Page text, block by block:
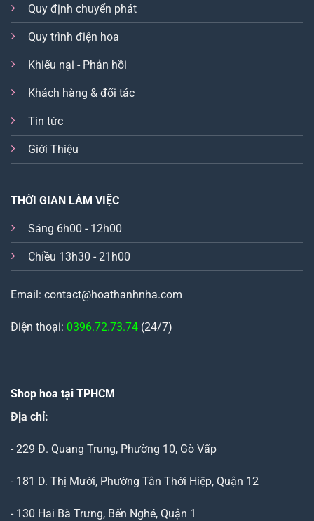
Quy định chuyển phát
Quy trình điện hoa
Khiếu nại - Phản hồi
Khách hàng & đối tác
Tin tức
Giới Thiệu
THỜI GIAN LÀM VIỆC
Sáng 6h00 - 12h00
Chiều 13h30 - 21h00
Email: contact@hoathanhnha.com
Điện thoại: 0396.72.73.74 (24/7)
Shop hoa tại TPHCM
Địa chỉ:
- 229 Đ. Quang Trung, Phường 10, Gò Vấp
- 181 D. Thị Mười, Phường Tân Thới Hiệp, Quận 12
- 130 Hai Bà Trưng, Bến Nghé, Quận 1